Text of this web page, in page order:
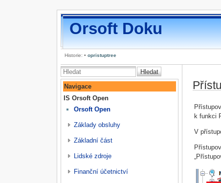
Orsoft Doku
Historie: • opristuptree
Hledat
Navigace
IS Orsoft Open
Orsoft Open
Základy obsluhy
Základní část
Lidské zdroje
Finanční účetnictví
k funkci
V